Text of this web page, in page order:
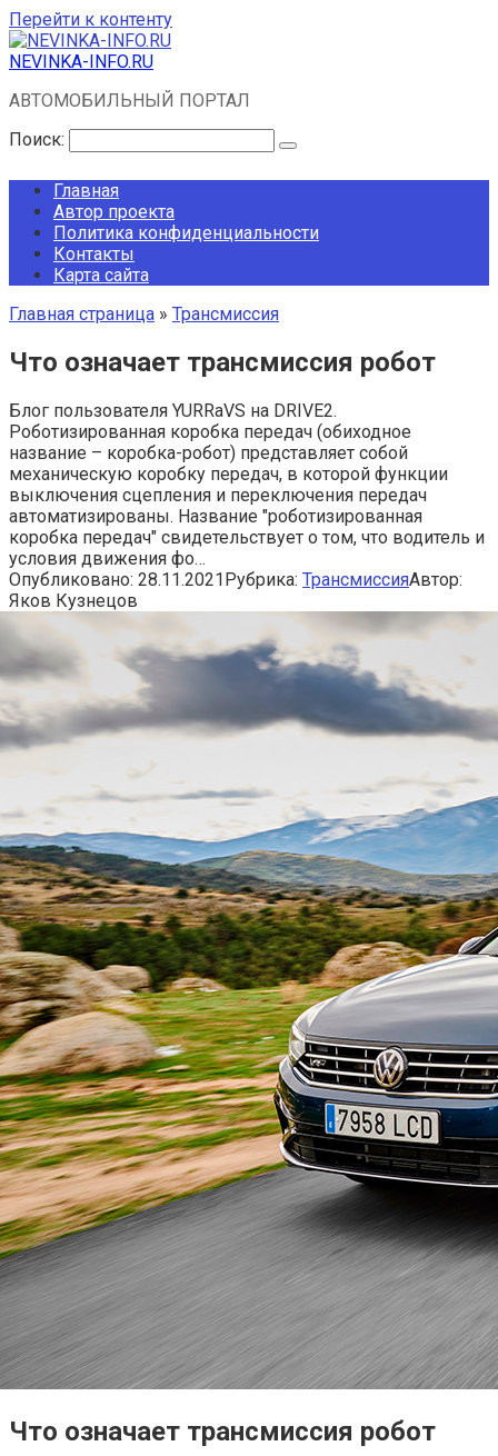
Перейти к контенту
NEVINKA-INFO.RU
АВТОМОБИЛЬНЫЙ ПОРТАЛ
Поиск:
Главная
Автор проекта
Политика конфиденциальности
Контакты
Карта сайта
Главная страница » Трансмиссия
Что означает трансмиссия робот
Блог пользователя YURRaVS на DRIVE2.
Роботизированная коробка передач (обиходное
название – коробка-робот) представляет собой
механическую коробку передач, в которой функции
выключения сцепления и переключения передач
автоматизированы. Название "роботизированная
коробка передач" свидетельствует о том, что водитель и
условия движения фо…
Опубликовано: 28.11.2021Рубрика: ТрансмиссияАвтор:
Яков Кузнецов
Что означает трансмиссия робот